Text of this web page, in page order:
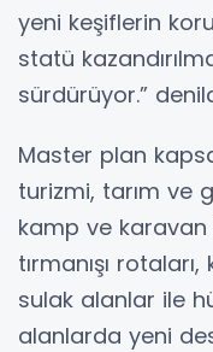
yeni keşiflerin
statü
sürdürüyor.”
Master plan
turizmi, tarım ve
kamp ve
tırmanışı
sulak alanlar ile
alanlarda yeni